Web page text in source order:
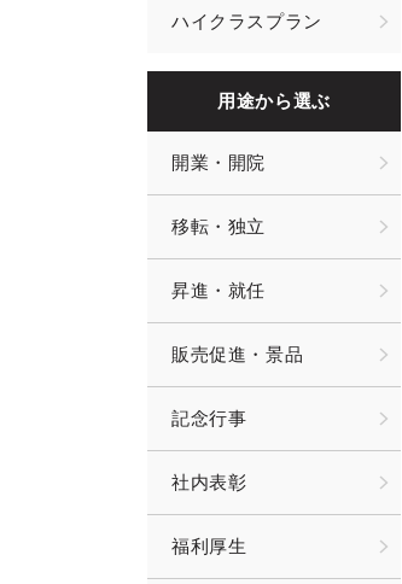
ハイクラスプラン
用途から選ぶ
開業・開院
移転・独立
昇進・就任
販売促進・景品
記念行事
社内表彰
福利厚生